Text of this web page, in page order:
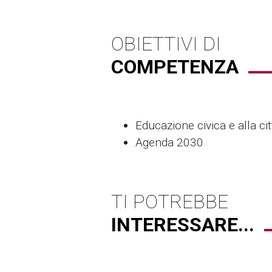
OBIETTIVI DI
COMPETENZA
Educazione civica e alla
Agenda 2030
TI POTREBBE
INTERESSARE...